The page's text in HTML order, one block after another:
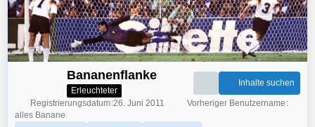
Bananenflanke
Erleuchteter
Inhalte suchen
Registrierungsdatum 26. Juni 2011
Vorheriger Benutzername
alles Banane